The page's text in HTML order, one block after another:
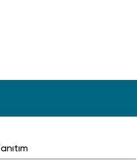
Tanıtım